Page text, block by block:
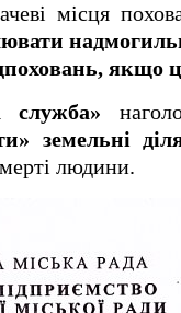
місця
якщо
служба»
земельні
людини.